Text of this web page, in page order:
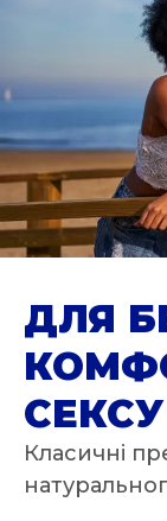
ДЛЯ
СЕКСУ
Класичні